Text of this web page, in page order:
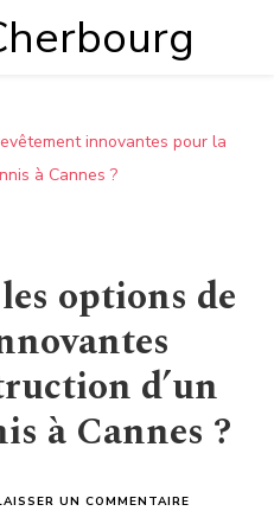
innovantes pour la
à Cannes ?
options de
d’un
à Cannes ?
UN COMMENTAIRE